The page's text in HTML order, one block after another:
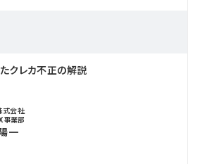
クレカ不正の解説
式会社
事業部
一